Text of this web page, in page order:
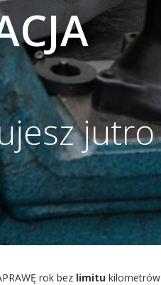
jutro
rok bez limitu kilometrów